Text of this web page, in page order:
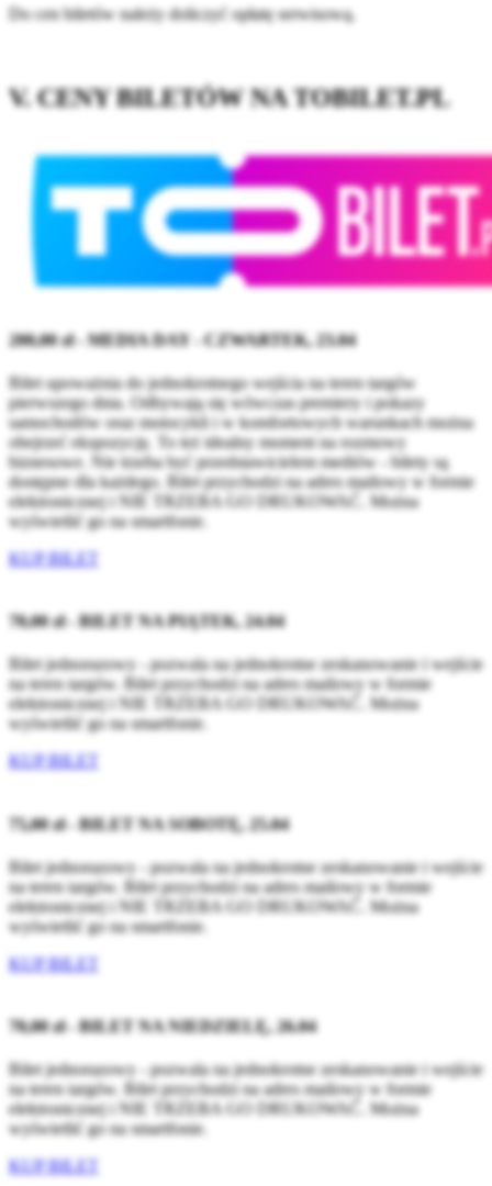
Do cen biletów należy doliczyć opłatę serwisową.
V. CENY BILETÓW NA TOBILET.PL
200,00 zł - MEDIA DAY - CZWARTEK, 23.04
Bilet upoważnia do jednokrotnego wejścia na teren targów
pierwszego dnia. Odbywają się wówczas premiery i pokazy
samochodów oraz motocykli i w komfortowych warunkach można
obejrzeć ekspozycję. To też idealny moment na rozmowy
biznesowe. Nie trzeba być przedstawicielem mediów - bilety są
dostępne dla każdego. Bilet przychodzi na adres mailowy w formie
elektronicznej i NIE TRZEBA GO DRUKOWAĆ. Można
wyświetlić go na smartfonie.
KUP BILET
70,00 zł - BILET NA PIĄTEK, 24.04
Bilet jednorazowy - pozwala na jednokrotne zeskanowanie i wejście
na teren targów. Bilet przychodzi na adres mailowy w formie
elektronicznej i NIE TRZEBA GO DRUKOWAĆ. Można
wyświetlić go na smartfonie.
KUP BILET
75,00 zł - BILET NA SOBOTĘ, 25.04
Bilet jednorazowy - pozwala na jednokrotne zeskanowanie i wejście
na teren targów. Bilet przychodzi na adres mailowy w formie
elektronicznej i NIE TRZEBA GO DRUKOWAĆ. Można
wyświetlić go na smartfonie.
KUP BILET
70,00 zł - BILET NA NIEDZIELĘ, 26.04
Bilet jednorazowy - pozwala na jednokrotne zeskanowanie i wejście
na teren targów. Bilet przychodzi na adres mailowy w formie
elektronicznej i NIE TRZEBA GO DRUKOWAĆ. Można
wyświetlić go na smartfonie.
KUP BILET